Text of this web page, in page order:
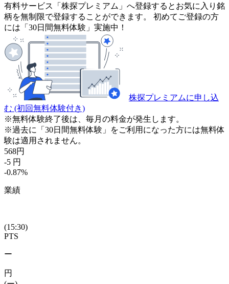
有料サービス「株探プレミアム」へ登録するとお気に入り銘
柄を無制限で登録することができます。 初めてご登録の方
には「30日間無料体験」実施中！
株探プレミアムに申し込
む (初回無料体験付き)
※無料体験終了後は、毎月の料金が発生します。
※過去に「30日間無料体験」をご利用になった方には無料体
験は適用されません。
568円
-5 円
-0.87%
業績
(15:30)
PTS
ー
円